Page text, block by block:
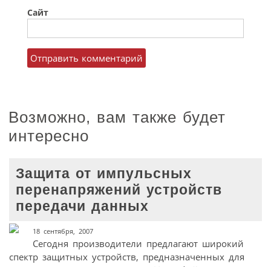
Сайт
Возможно, вам также будет
интересно
Защита от импульсных
перенапряжений устройств
передачи данных
18 сентября, 2007
Сегодня производители предлагают широкий
спектр защитных устройств, предназначенных для